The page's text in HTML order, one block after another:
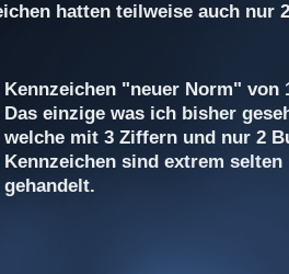
hatten teilweise auch nur
Kennzeichen "neuer Norm" von
Das einzige was ich bisher
welche mit 3 Ziffern und nur 2
Kennzeichen sind extrem
gehandelt.